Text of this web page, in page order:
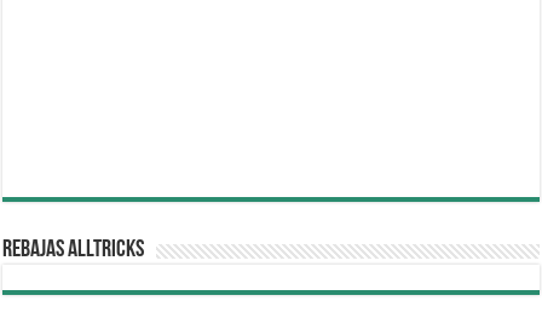
REBAJAS ALLTRICKS